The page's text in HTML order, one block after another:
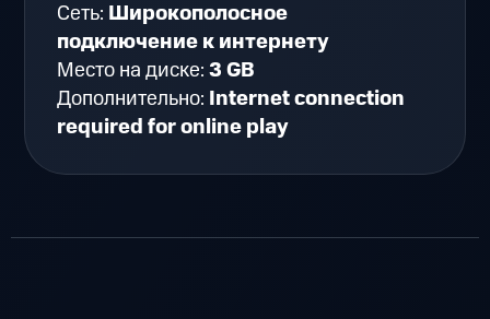
Сеть: Широкополосное
подключение к интернету
Место на диске:3 GB
Дополнительно: Internet connection
required for online play